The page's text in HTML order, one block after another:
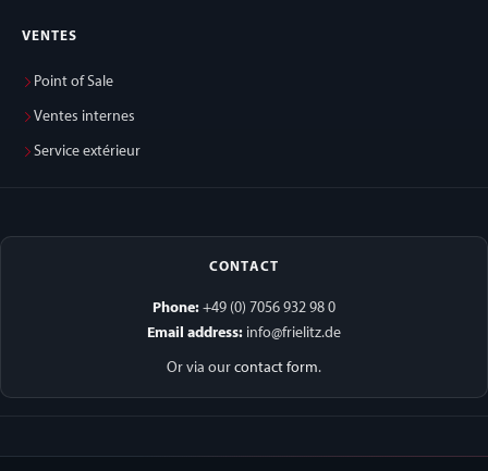
VENTES
Point of Sale
Ventes internes
Service extérieur
CONTACT
Phone: +49 (0) 7056 932 98 0
Email address: info@frielitz.de
Or via our contact form.